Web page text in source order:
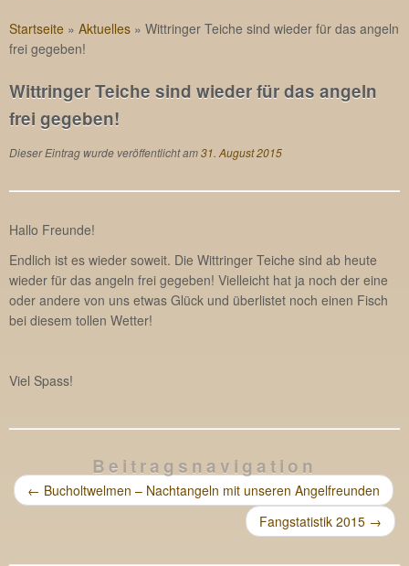
Startseite » Aktuelles » Wittringer Teiche sind wieder für das angeln
frei gegeben!
Wittringer Teiche sind wieder für das angeln
frei gegeben!
Dieser Eintrag wurde veröffentlicht am31. August 2015
Hallo Freunde!
Endlich ist es wieder soweit. Die Wittringer Teiche sind ab heute
wieder für das angeln frei gegeben! Vielleicht hat ja noch der eine
oder andere von uns etwas Glück und überlistet noch einen Fisch
bei diesem tollen Wetter!
Viel Spass!
Beitragsnavigation
← Bucholtwelmen – Nachtangeln mit unseren Angelfreunden
Fangstatistik 2015 →